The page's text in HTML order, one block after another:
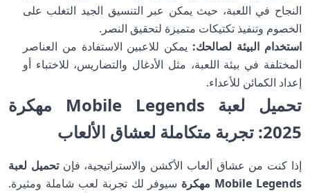
النجاح في اللعبة، حيث يمكن عبر التنسيق الجيد التغلب على
الخصوم وتنفيذ تكتيكات متميزة لتحقيق النصر.
استخدام البيئة لصالحك: يمكن للاعبين الاستفادة من العناصر
المختلفة في بيئة اللعبة، مثل الأدغال والتضاريس، للاختباء أو
إعداد الكمائن للأعداء.
تحميل لعبة Mobile Legends مهكرة
2025: تجربة متكاملة لعشاق الألعاب
إذا كنت من عشاق ألعاب الأكشن والاستراتيجية، فإنتحميل لعبة
Mobile Legends مهكرة
سيوفر لك تجربة لعب شاملة ومثيرة.